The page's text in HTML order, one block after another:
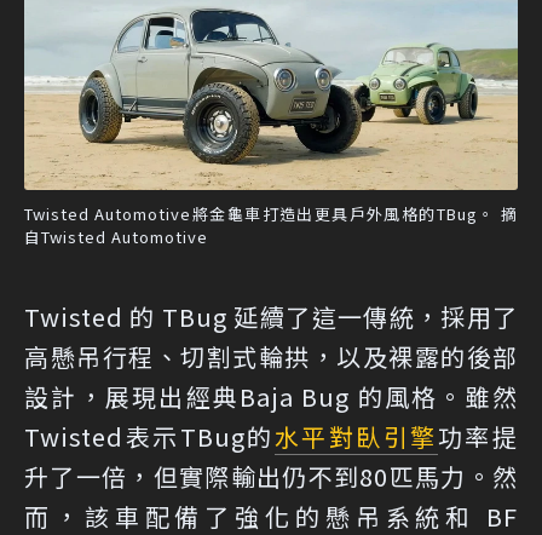
Twisted Automotive將金龜車打造出更具戶外風格的TBug。 摘
自Twisted Automotive
Twisted 的 TBug 延續了這一傳統，採用了
高懸吊行程、切割式輪拱，以及裸露的後部
設計，展現出經典Baja Bug 的風格。雖然
Twisted表示TBug的水平對臥引擎功率提
升了一倍，但實際輸出仍不到80匹馬力。然
而，該車配備了強化的懸吊系統和 BF